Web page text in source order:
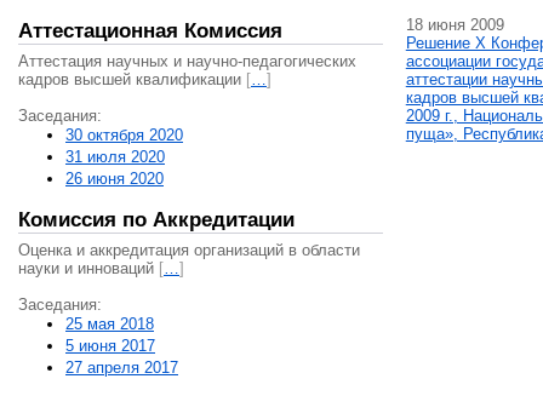
Аттестационная Комиссия
Аттестация научных и научно-педагогических
кадров высшей квалификации […]
Заседания:
30 октября 2020
31 июля 2020
26 июня 2020
Комиссия по Аккредитации
Оценка и аккредитация организаций в области
науки и инноваций […]
Заседания:
25 мая 2018
5 июня 2017
27 апреля 2017
18 июня 2009
Решение X
ассоциации
аттестации
кадров высшей
2009 г.,
пуща»,